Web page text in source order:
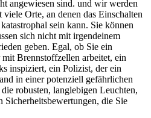
angewiesen sind. und wir werden
Orte, an denen das Einschalten
sein kann. Sie können
sich nicht mit irgendeinem
geben. Egal, ob Sie ein
Brennstoffzellen arbeitet, ein
inspiziert, ein Polizist, der ein
in einer potenziell gefährlichen
robusten, langlebigen Leuchten,
Sicherheitsbewertungen, die Sie